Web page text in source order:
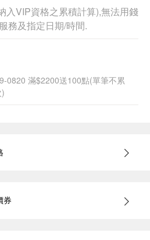
入VIP資格之累積計算),無法用錢
務及指定日期/時間.
0820 滿$2200送100點(單筆不累
券